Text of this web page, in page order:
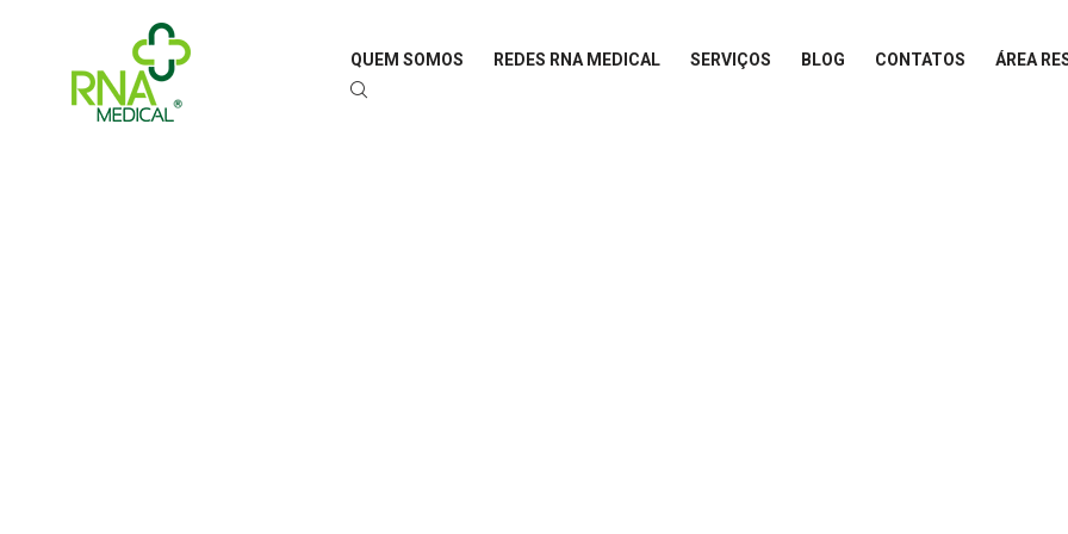
QUEM SOMOS REDES RNA MEDICAL SERVIÇOS BLOG CONTATOS ÁREA